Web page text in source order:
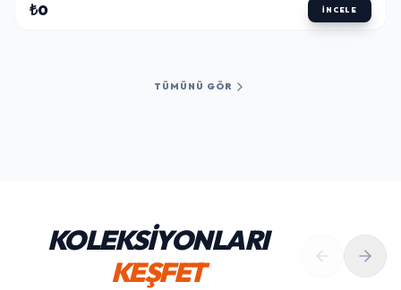
₺0 İNCELE
TÜMÜNÜ GÖR
KOLEKSİYONLARI
KEŞFET